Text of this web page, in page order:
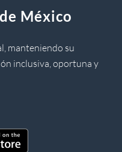
México
manteniendo su
inclusiva, oportuna y